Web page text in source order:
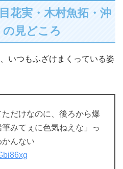
花実・木村魚拓・沖
の見どころ
いつもふざけまくっている姿
だけなのに、後ろから爆
みてぇに色気ねえな」っ
んない